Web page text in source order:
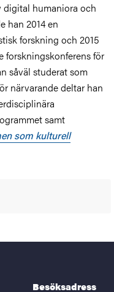
digital humaniora och
han 2014 en
forskning och 2015
forskningskonferens för
såväl studerat som
närvarande deltar han
samt
som kulturell
Besöksadress